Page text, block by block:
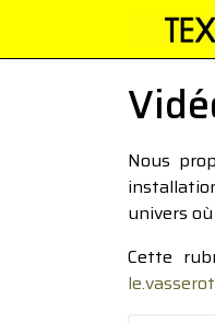
Nous
univers
Cette